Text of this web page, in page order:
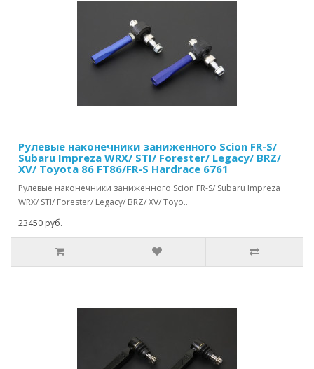
Рулевые наконечники заниженного Scion FR-S/
Subaru Impreza WRX/ STI/ Forester/ Legacy/ BRZ/
XV/ Toyota 86 FT86/FR-S Hardrace 6761
Рулевые наконечники заниженного Scion FR-S/ Subaru Impreza
WRX/ STI/ Forester/ Legacy/ BRZ/ XV/ Toyo..
23450 руб.